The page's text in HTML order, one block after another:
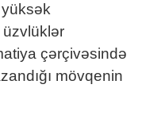
üzvlüklər
çərçivəsində
mövqenin